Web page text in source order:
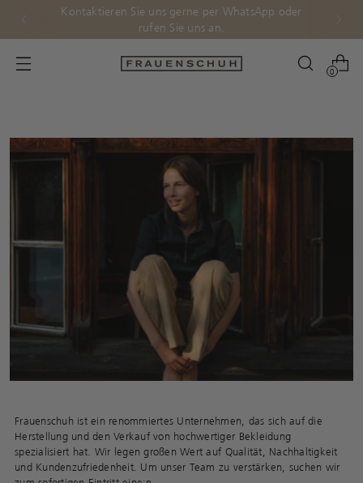
Kontaktieren Sie uns gerne per WhatsApp oder
rufen Sie uns an.
0
Frauenschuh ist ein renommiertes Unternehmen, das sich auf die
Herstellung und den Verkauf von hochwertiger Bekleidung
spezialisiert hat. Wir legen großen Wert auf Qualität, Nachhaltigkeit
und Kundenzufriedenheit. Um unser Team zu verstärken, suchen wir